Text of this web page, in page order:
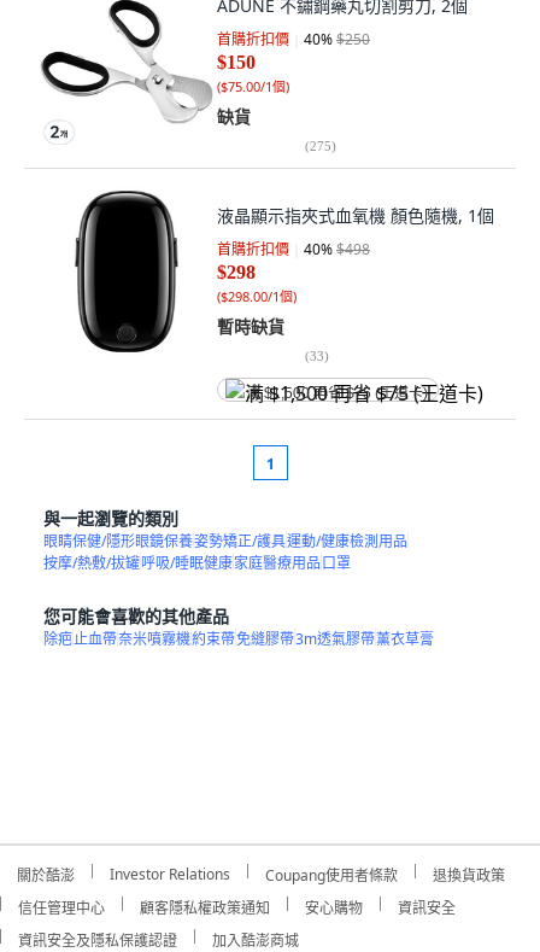
ADUNE 不鏽鋼藥丸切割剪刀, 2個
首購折扣價 40%$250
$150
($75.00/1個)
缺貨
(275)
液晶顯示指夾式血氧機 顏色隨機, 1個
首購折扣價 40%$498
$298
($298.00/1個)
暫時缺貨
(33)
满 $1,500 再省 $75 (王道卡)
1
與一起瀏覽的類別
眼睛保健/隱形眼鏡保養姿勢矯正/護具運動/健康檢測用品
按摩/熱敷/拔罐呼吸/睡眠健康家庭醫療用品口罩
您可能會喜歡的其他產品
除疤止血帶奈米噴霧機約束帶免縫膠帶3m透氣膠帶薰衣草膏
關於酷澎 Investor Relations Coupang使用者條款
退換貨政策
信任管理中心
顧客隱私權政策通知 安心購物
資訊安全
資訊安全及隱私保護認證
加入酷澎商城